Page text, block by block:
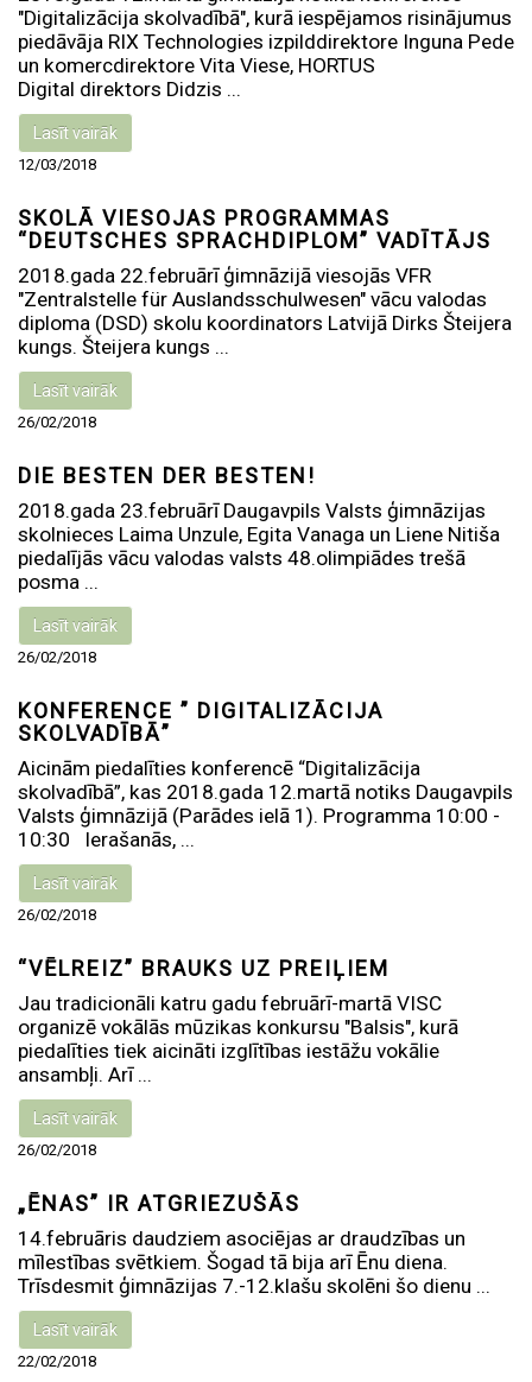
"Digitalizācija skolvadībā", kurā iespējamos risinājumus
piedāvāja RIX Technologies izpilddirektore Inguna Pede
un komercdirektore Vita Viese, HORTUS
Digital direktors Didzis ...
Lasīt vairāk
12/03/2018
SKOLĀ VIESOJAS PROGRAMMAS
“DEUTSCHES SPRACHDIPLOM” VADĪTĀJS
2018.gada 22.februārī ģimnāzijā viesojās VFR
"Zentralstelle für Auslandsschulwesen" vācu valodas
diploma (DSD) skolu koordinators Latvijā Dirks Šteijera
kungs. Šteijera kungs ...
Lasīt vairāk
26/02/2018
DIE BESTEN DER BESTEN!
2018.gada 23.februārī Daugavpils Valsts ģimnāzijas
skolnieces Laima Unzule, Egita Vanaga un Liene Nitiša
piedalījās vācu valodas valsts 48.olimpiādes trešā
posma ...
Lasīt vairāk
26/02/2018
KONFERENCE ” DIGITALIZĀCIJA
SKOLVADĪBĀ”
Aicinām piedalīties konferencē “Digitalizācija
skolvadībā”, kas 2018.gada 12.martā notiks Daugavpils
Valsts ģimnāzijā (Parādes ielā 1). Programma 10:00 -
10:30 Ierašanās, ...
Lasīt vairāk
26/02/2018
“VĒLREIZ” BRAUKS UZ PREIĻIEM
Jau tradicionāli katru gadu februārī-martā VISC
organizē vokālās mūzikas konkursu "Balsis", kurā
piedalīties tiek aicināti izglītības iestāžu vokālie
ansambļi. Arī ...
Lasīt vairāk
26/02/2018
„ĒNAS” IR ATGRIEZUŠĀS
14.februāris daudziem asociējas ar draudzības un
mīlestības svētkiem. Šogad tā bija arī Ēnu diena.
Trīsdesmit ģimnāzijas 7.-12.klašu skolēni šo dienu ...
Lasīt vairāk
22/02/2018